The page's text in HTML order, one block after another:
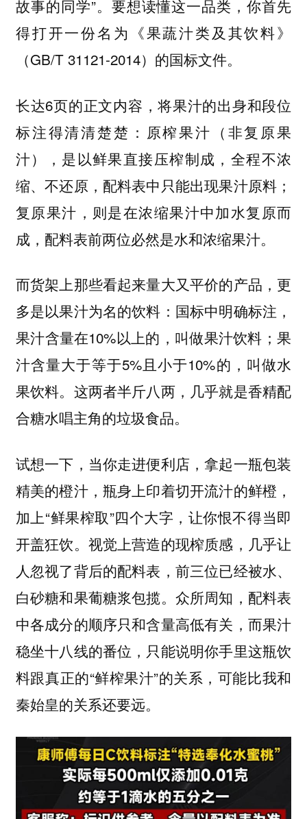
故事的同学”。要想读懂这一品类，你首先
得打开一份名为《果蔬汁类及其饮料》
（GB/T 31121-2014）的国标文件。
长达6页的正文内容，将果汁的出身和段位
标注得清清楚楚：原榨果汁（非复原果
汁），是以鲜果直接压榨制成，全程不浓
缩、不还原，配料表中只能出现果汁原料；
复原果汁，则是在浓缩果汁中加水复原而
成，配料表前两位必然是水和浓缩果汁。
而货架上那些看起来量大又平价的产品，更
多是以果汁为名的饮料：国标中明确标注，
果汁含量在10%以上的，叫做果汁饮料；果
汁含量大于等于5%且小于10%的，叫做水
果饮料。这两者半斤八两，几乎就是香精配
合糖水唱主角的垃圾食品。
试想一下，当你走进便利店，拿起一瓶包装
精美的橙汁，瓶身上印着切开流汁的鲜橙，
加上“鲜果榨取”四个大字，让你恨不得当即
开盖狂饮。视觉上营造的现榨质感，几乎让
人忽视了背后的配料表，前三位已经被水、
白砂糖和果葡糖浆包揽。众所周知，配料表
中各成分的顺序只和含量高低有关，而果汁
稳坐十八线的番位，只能说明你手里这瓶饮
料跟真正的“鲜榨果汁”的关系，可能比我和
秦始皇的关系还要远。